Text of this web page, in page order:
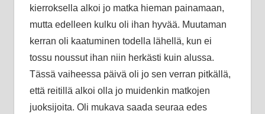
kierroksella alkoi jo matka hieman painamaan,
mutta edelleen kulku oli ihan hyvää. Muutaman
kerran oli kaatuminen todella lähellä, kun ei
tossu noussut ihan niin herkästi kuin alussa.
Tässä vaiheessa päivä oli jo sen verran pitkällä,
että reitillä alkoi olla jo muidenkin matkojen
juoksijoita. Oli mukava saada seuraa edes